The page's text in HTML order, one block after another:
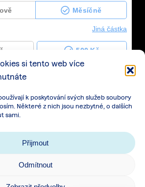
si tento web více
k poskytování svých služeb soubory
Některé z nich jsou nezbytné, o dalších
sami.
Přijmout
Odmítnout